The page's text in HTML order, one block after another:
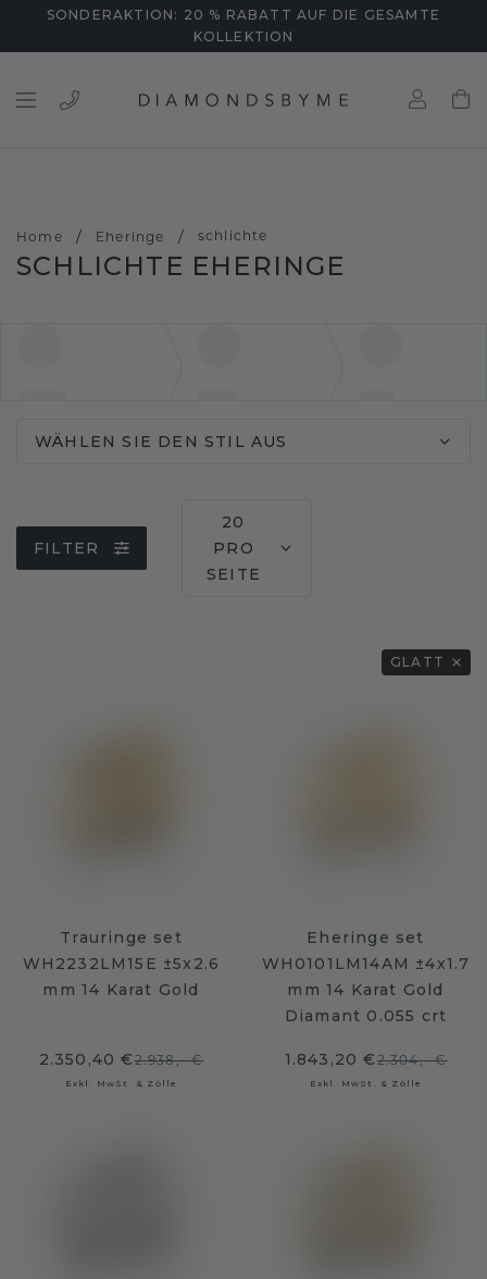
SONDERAKTION: 20 % RABATT AUF DIE GESAMTE
KOLLEKTION
Home / Eheringe / schlichte
SCHLICHTE EHERINGE
WÄHLEN SIE DEN STIL AUS
FILTER
20
PRO
SEITE
GLATT
Trauringe set
WH2232LM15E ±5x2.6
mm 14 Karat Gold
2.350,40 €2.938,- €
Exkl. MwSt. & Zölle
Eheringe set
WH0101LM14AM ±4x1.7
mm 14 Karat Gold
Diamant 0.055 crt
1.843,20 €2.304,- €
Exkl. MwSt. & Zölle